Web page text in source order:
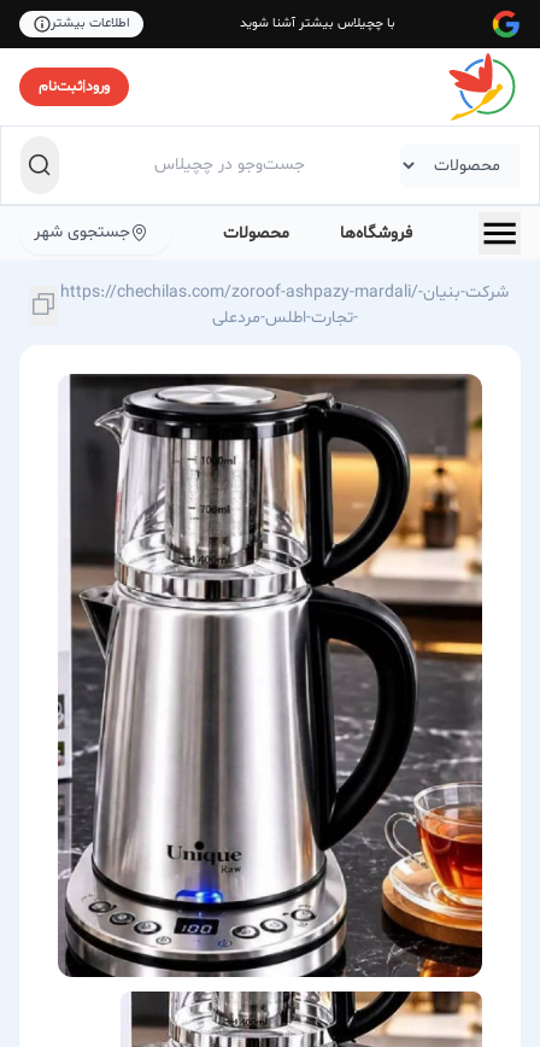
با چچیلاس بیشتر آشنا شوید اطلاعات بیشتر
ورود|ثبت‌نام
فروشگاه‌ها محصولات جستجوی شهر
https://chechilas.com/zoroof-ashpazy-mardali/شرکت-بنیان-
تجارت-اطلس-مردعلی-